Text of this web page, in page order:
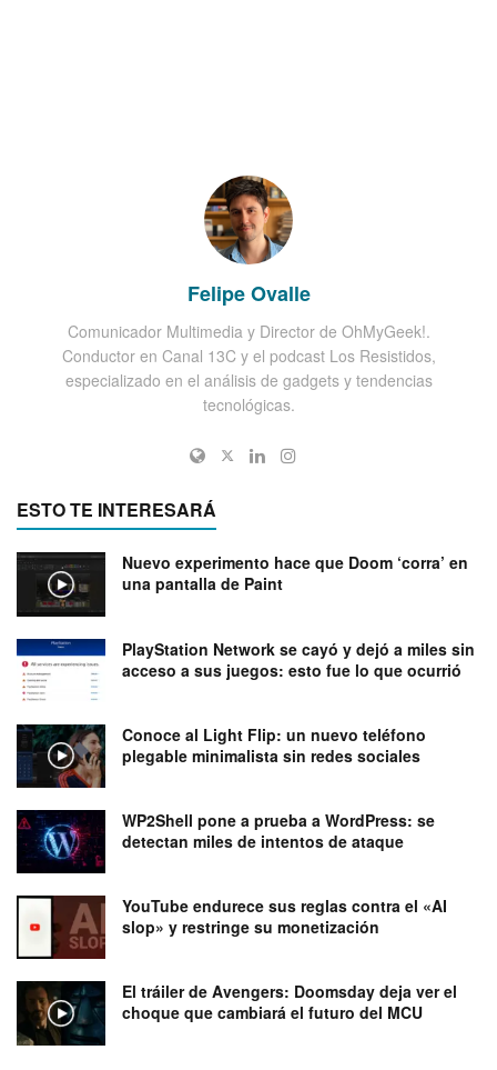
Felipe Ovalle
Comunicador Multimedia y Director de OhMyGeek!.
Conductor en Canal 13C y el podcast Los Resistidos,
especializado en el análisis de gadgets y tendencias
tecnológicas.
ESTO TE INTERESARÁ
Nuevo experimento hace que Doom ‘corra’ en
una pantalla de Paint
PlayStation Network se cayó y dejó a miles sin
acceso a sus juegos: esto fue lo que ocurrió
Conoce al Light Flip: un nuevo teléfono
plegable minimalista sin redes sociales
WP2Shell pone a prueba a WordPress: se
detectan miles de intentos de ataque
YouTube endurece sus reglas contra el «AI
slop» y restringe su monetización
El tráiler de Avengers: Doomsday deja ver el
choque que cambiará el futuro del MCU